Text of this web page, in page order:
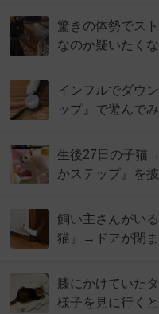
驚きの体勢でス
なのか疑いたく
インフルでダウ
ップ』で遊んで
生後27日の子猫
かステップ』を
飼い主さんがい
猫』→ドアが閉
膝にかけていた
様子を見に行く